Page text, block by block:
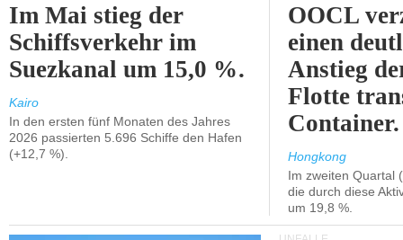
Im Mai stieg der
Schiffsverkehr im
Suezkanal um 15,0 %.
Kairo
In den ersten fünf Monaten des Jahres
2026 passierten 5.696 Schiffe den Hafen
(+12,7 %).
OOCL
einen
Anstieg
Flotte
Container.
Hongkong
Im zweiten Quartal
die durch diese
um 19,8 %.